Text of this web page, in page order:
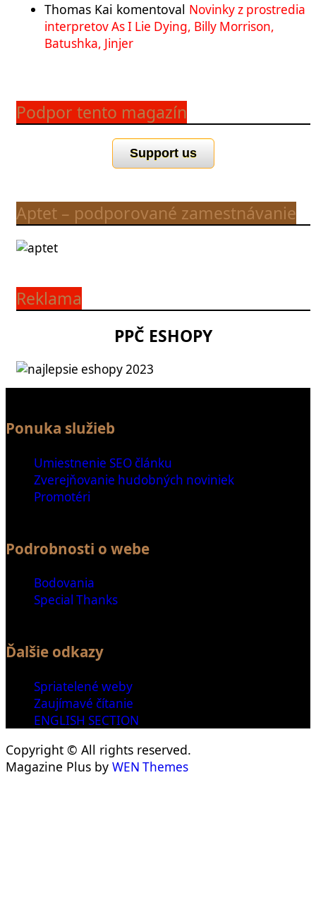
Thomas Kai komentoval Novinky z prostredia
interpretov As I Lie Dying, Billy Morrison,
Batushka, Jinjer
Podpor tento magazín
Support us
Aptet – podporované zamestnávanie
Reklama
PPČ ESHOPY
Ponuka služieb
Umiestnenie SEO článku
Zverejňovanie hudobných noviniek
Promotéri
Podrobnosti o webe
Bodovania
Special Thanks
Ďalšie odkazy
Spriatelené weby
Zaujímavé čítanie
ENGLISH SECTION
Copyright © All rights reserved.
Magazine Plus by WEN Themes